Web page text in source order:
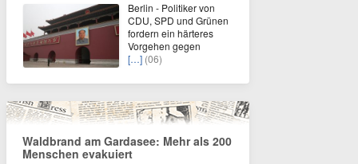
Berlin - Politiker von
CDU, SPD und Grünen
fordern ein härteres
Vorgehen gegen
[…] (06)
Waldbrand am Gardasee: Mehr als 200
Menschen evakuiert